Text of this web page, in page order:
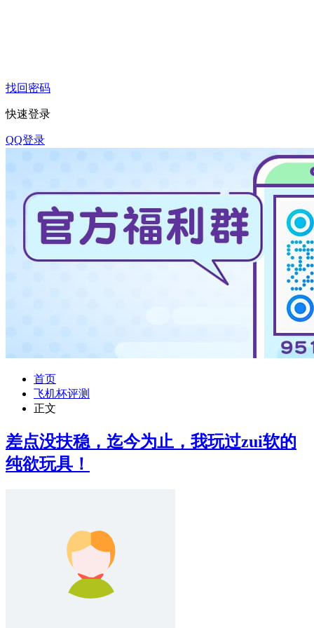
找回密码
快速登录
QQ登录
首页
飞机杯评测
正文
差点没扶稳，迄今为止，我玩过zui软的
纯欲玩具！